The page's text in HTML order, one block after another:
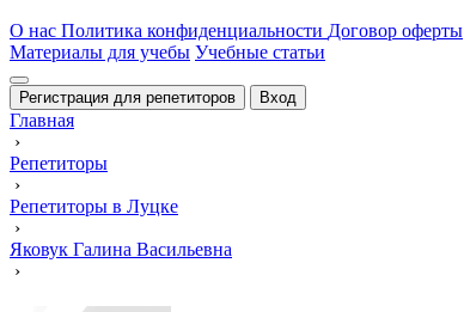
О нас Политика конфиденциальности Договор оферты
Материалы для учебы Учебные статьи
Регистрация для репетиторов Вход
Главная
›
Репетиторы
›
Репетиторы в Луцке
›
Яковук Галина Васильевна
›